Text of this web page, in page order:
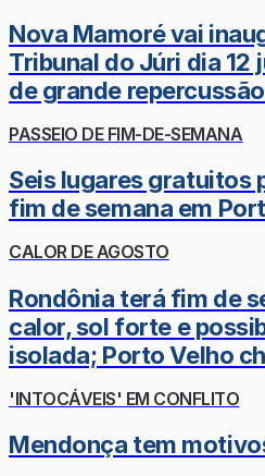
Nova Mamoré vai
Tribunal do Júri dia 12
de grande
PASSEIO DE FIM-DE-SEMANA
Seis lugares gratuitos
fim de semana em
CALOR DE AGOSTO
Rondônia terá fim de
calor, sol forte e
isolada; Porto Velho
'INTOCÁVEIS' EM CONFLITO
Mendonça tem